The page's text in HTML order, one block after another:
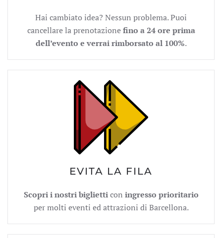
Hai cambiato idea? Nessun problema. Puoi
cancellare la prenotazionefino a 24 ore prima
dell’evento e verrai rimborsato al 100%.
EVITA LA FILA
Scopri i nostri biglietticon ingresso prioritario
per molti eventi ed attrazioni di Barcellona.